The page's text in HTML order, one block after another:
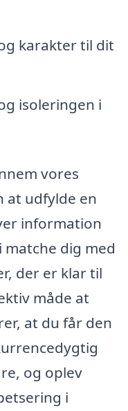
karakter til dit
isoleringen i
vores
at udfylde en
information
dig med
der er klar til
måde at
at du får den
og oplev
i